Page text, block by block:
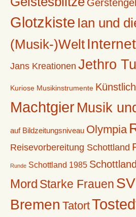
Glotzkiste Ian und
(Musik-)Welt
Jans Kreationen Jethro
Kuriose Musikinstrumente
MachtgierMusik
auf Bildzeitungsniveau Olympia
Reisevorbereitung Schottland
Runde Schottland 1985
Mord Starke Frauen
Bremen Tatort